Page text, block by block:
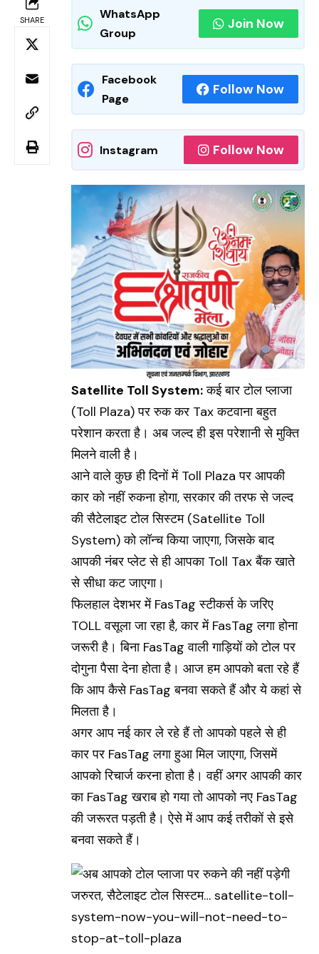
SHARE
WhatsApp
Group
Join Now
Facebook
Page
Follow Now
Instagram Follow Now
Satellite Toll System:कई बार टोल प्लाजा
(Toll Plaza)पर रुक कर Tax कटवाना बहुत
परेशान करता है। अब जल्द ही इस परेशानी से मुक्ति
मिलने वाली है।
आने वाले कुछ ही दिनों में Toll Plaza पर आपकी
कार को नहीं रुकना होगा, सरकार की तरफ से जल्द
की सैटेलाइट टोल सिस्टम (Satellite Toll
System) को लॉन्च किया जाएगा, जिसके बाद
आपकी नंबर प्लेट से ही आपका Toll Tax बैंक खाते
से सीधा कट जाएगा।
फिलहाल देशभर में FasTag स्टीकर्स के जरिए
TOLL वसूला जा रहा है, कार में FasTag लगा होना
जरूरी है। बिना FasTag वाली गाड़ियों को टोल पर
दोगुना पैसा देना होता है। आज हम आपको बता रहे हैं
कि आप कैसे FasTag बनवा सकते हैं और ये कहां से
मिलता है।
अगर आप नई कार ले रहे हैं तो आपको पहले से ही
कार पर FasTag लगा हुआ मिल जाएगा, जिसमें
आपको रिचार्ज करना होता है। वहीं अगर आपकी कार
का FasTag खराब हो गया तो आपको नए FasTag
की जरूरत पड़ती है। ऐसे में आप कई तरीकों से इसे
बनवा सकते हैं।